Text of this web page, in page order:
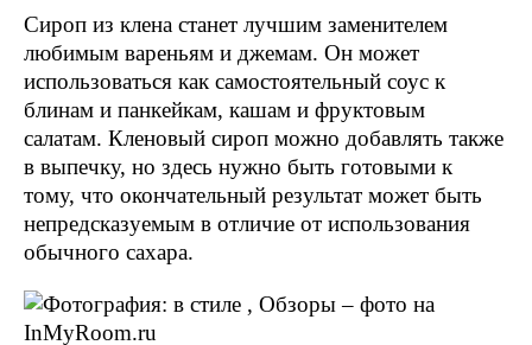
Сироп из клена станет лучшим заменителем
любимым вареньям и джемам. Он может
использоваться как самостоятельный соус к
блинам и панкейкам, кашам и фруктовым
салатам. Кленовый сироп можно добавлять также
в выпечку, но здесь нужно быть готовыми к
тому, что окончательный результат может быть
непредсказуемым в отличие от использования
обычного сахара.